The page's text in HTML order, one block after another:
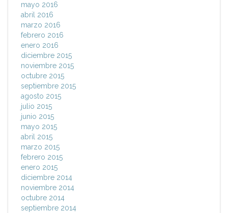
mayo 2016
abril 2016
marzo 2016
febrero 2016
enero 2016
diciembre 2015
noviembre 2015
octubre 2015
septiembre 2015
agosto 2015
julio 2015
junio 2015
mayo 2015
abril 2015
marzo 2015
febrero 2015
enero 2015
diciembre 2014
noviembre 2014
octubre 2014
septiembre 2014